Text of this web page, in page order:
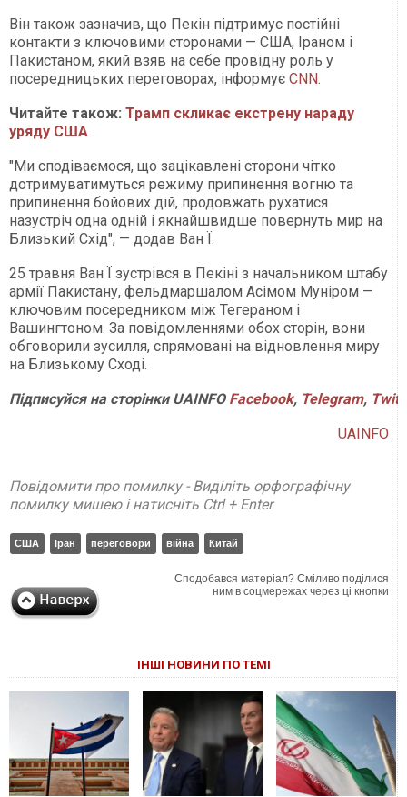
Він також зазначив, що Пекін підтримує постійні
контакти з ключовими сторонами — США, Іраном і
Пакистаном, який взяв на себе провідну роль у
посередницьких переговорах, інформує CNN.
Читайте також: Трамп скликає екстрену нараду
уряду США
"Ми сподіваємося, що зацікавлені сторони чітко
дотримуватимуться режиму припинення вогню та
припинення бойових дій, продовжать рухатися
назустріч одна одній і якнайшвидше повернуть мир на
Близький Схід", — додав Ван Ї.
25 травня Ван Ї зустрівся в Пекіні з начальником штабу
армії Пакистану, фельдмаршалом Асімом Муніром —
ключовим посередником між Тегераном і
Вашингтоном. За повідомленнями обох сторін, вони
обговорили зусилля, спрямовані на відновлення миру
на Близькому Сході.
ПідписуйсянасторінкиUAINFO Facebook, Telegram,
UAINFO
Повідомити про помилку - Виділіть орфографічну
помилку мишею і натисніть Ctrl + Enter
США Іран переговори війна Китай
Сподобався матеріал? Сміливо поділися
ним в соцмережах через ці кнопки
ІНШІ НОВИНИ ПО ТЕМІ